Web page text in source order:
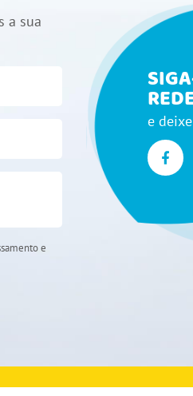
a sua
e
e